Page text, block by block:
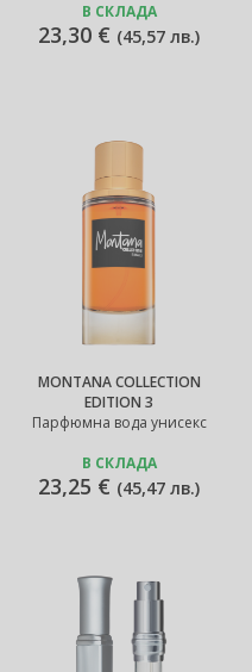
В СКЛАДА
23,30 € (45,57 лв.)
MONTANA COLLECTION
EDITION 3
Парфюмна вода унисекс
В СКЛАДА
23,25 € (45,47 лв.)